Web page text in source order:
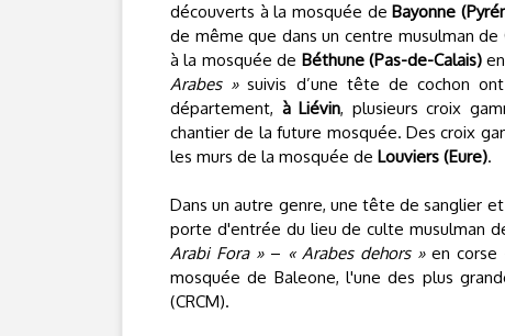
découverts à la mosquée deBayonne
de même que dans un centre musulman de
à la mosquée de Béthune (Pas-de-Calais)
Arabes »suivis d’une tête de cochon
département, à Liévin, plusieurs croix
chantier de la future mosquée. Des croix
les murs de la mosquée de Louviers (Eure).
Dans un autre genre, une tête de sanglier
porte d'entrée du lieu de culte musulman
Arabi Fora »– « Arabes dehors »en corse
mosquée de Baleone, l'une des plus
(CRCM).